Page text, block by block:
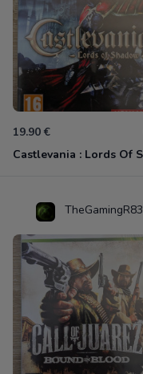
19.90 €
TheGamingR83